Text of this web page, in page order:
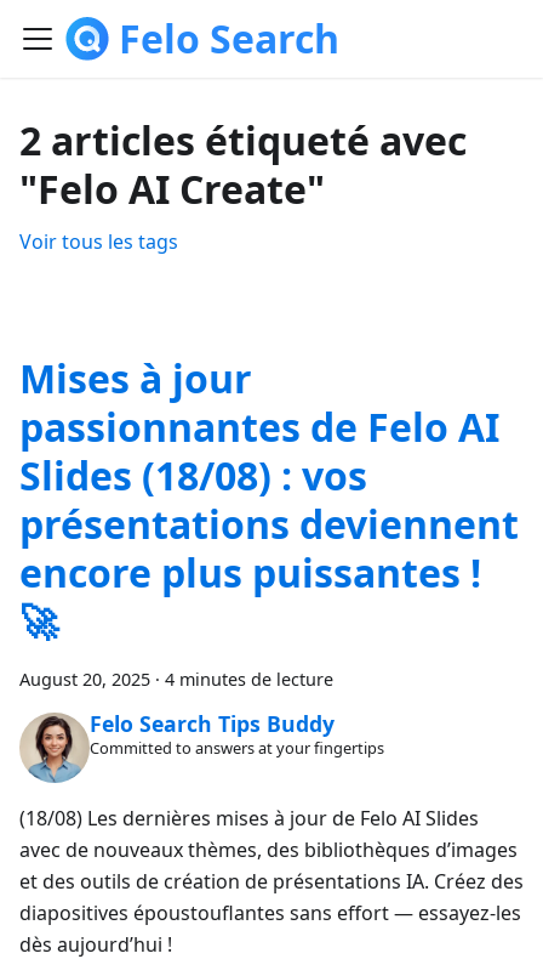
Felo Search
2 articles étiqueté avec
"Felo AI Create"
Voir tous les tags
Mises à jour
passionnantes de Felo AI
Slides (18/08) : vos
présentations deviennent
encore plus puissantes !
🚀
August 20, 2025 · 4 minutes de lecture
Felo Search Tips Buddy
Committed to answers at your fingertips
(18/08) Les dernières mises à jour de Felo AI Slides
avec de nouveaux thèmes, des bibliothèques d’images
et des outils de création de présentations IA. Créez des
diapositives époustouflantes sans effort — essayez-les
dès aujourd’hui !